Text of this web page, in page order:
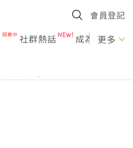
會員登記
社群熱話 成為U更多